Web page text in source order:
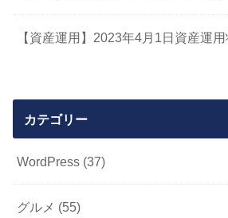
【資産運用】2023年4月1日資産運用
カテゴリー
WordPress (37)
グルメ (55)